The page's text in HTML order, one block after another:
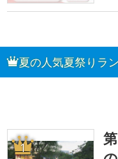
夏の人気夏祭りラ
1